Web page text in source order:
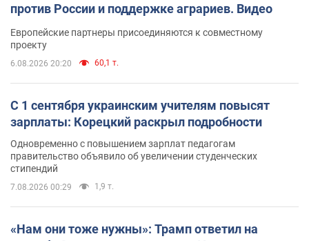
против России и поддержке аграриев. Видео
Европейские партнеры присоединяются к совместному
проекту
6.08.2026 20:20 60,1 т.
С 1 сентября украинским учителям повысят
зарплаты: Корецкий раскрыл подробности
Одновременно с повышением зарплат педагогам
правительство объявило об увеличении студенческих
стипендий
7.08.2026 00:29 1,9 т.
«Нам они тоже нужны»: Трамп ответил на